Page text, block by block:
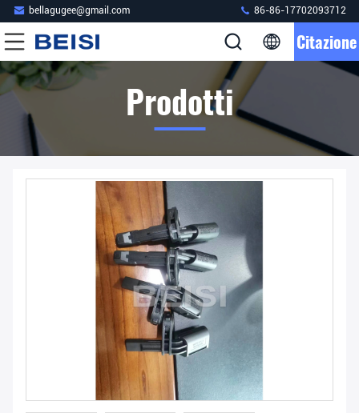
bellagugee@gmail.com 86-86-17702093712
Citazione
Prodotti